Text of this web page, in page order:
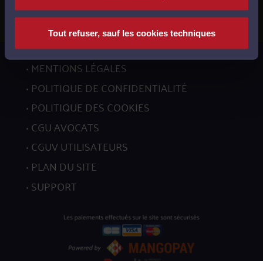
Tout refuser, sauf les cookies techniques
MENTIONS LÉGALES
POLITIQUE DE CONFIDENTIALITÉ
POLITIQUE DES COOKIES
CGU AVOCATS
CGUV UTILISATEURS
PLAN DU SITE
SUPPORT